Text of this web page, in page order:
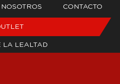
CONTACTO
LA LEALTAD